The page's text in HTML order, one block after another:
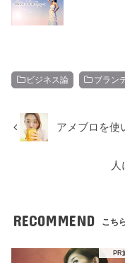
ビジネス論 ブラン
アメブロを使
RECOMMEND こち
PR